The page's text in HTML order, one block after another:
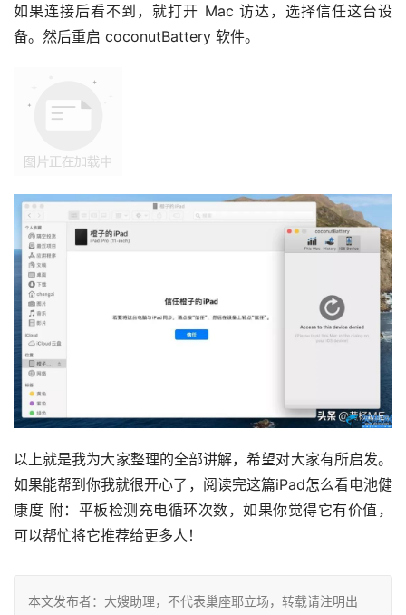
如果连接后看不到，就打开 Mac 访达，选择信任这台设
备。然后重启 coconutBattery 软件。
以上就是我为大家整理的全部讲解，希望对大家有所启发。
如果能帮到你我就很开心了，阅读完这篇iPad怎么看电池健
康度 附：平板检测充电循环次数，如果你觉得它有价值，
可以帮忙将它推荐给更多人！
本文发布者：大嫂助理，不代表巢座耶立场，转载请注明出